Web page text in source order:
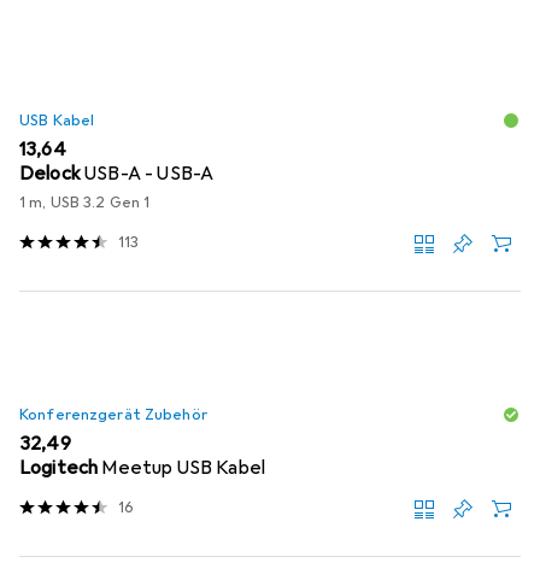
USB Kabel
EUR
13,64
DelockUSB-A - USB-A
1 m, USB 3.2 Gen 1
113
Konferenzgerät Zubehör
EUR
32,49
Logitech Meetup USB Kabel
16